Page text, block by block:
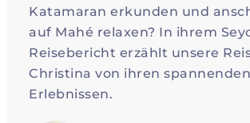
Katamaran erkunden und
auf Mahé relaxen? In ihrem
Reisebericht erzählt unsere
Christina von ihren spannenden
Erlebnissen.